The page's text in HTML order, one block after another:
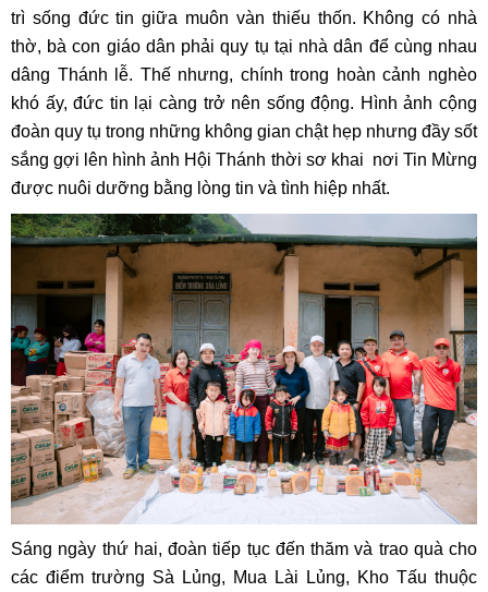
trì sống đức tin giữa muôn vàn thiếu thốn. Không có nhà
thờ, bà con giáo dân phải quy tụ tại nhà dân để cùng nhau
dâng Thánh lễ. Thế nhưng, chính trong hoàn cảnh nghèo
khó ấy, đức tin lại càng trở nên sống động. Hình ảnh cộng
đoàn quy tụ trong những không gian chật hẹp nhưng đầy sốt
sắng gợi lên hình ảnh Hội Thánh thời sơ khai nơi Tin Mừng
được nuôi dưỡng bằng lòng tin và tình hiệp nhất.
Sáng ngày thứ hai, đoàn tiếp tục đến thăm và trao quà cho
các điểm trường Sà Lủng, Mua Lài Lủng, Kho Tấu thuộc